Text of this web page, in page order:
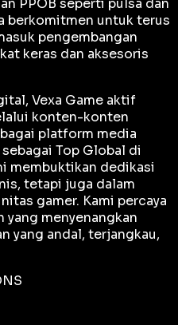
PPOB seperti pulsa dan
berkomitmen untuk terus
pengembangan
keras dan aksesoris
Vexa Game aktif
konten-konten
platform media
Top Global di
membuktikan dedikasi
tetapi juga dalam
gamer. Kami percaya
yang menyenangkan
yang andal, terjangkau,